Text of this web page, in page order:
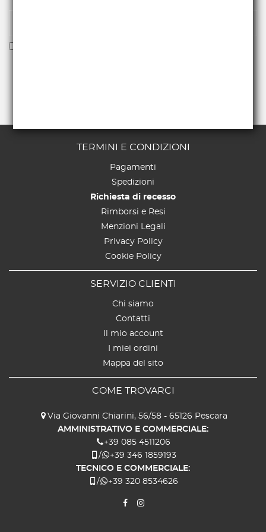
TERMINI E CONDIZIONI
Pagamenti
Spedizioni
Richiesta di recesso
Rimborsi e Resi
Menzioni Legali
Privacy Policy
Cookie Policy
SERVIZIO CLIENTI
Chi siamo
Contatti
Il mio account
I miei ordini
Mappa del sito
COME TROVARCI
Via Giovanni Chiarini, 56/58 - 65126 Pescara
AMMINISTRATIVO E COMMERCIALE:
+39 085 4511206
/
+39 346 1859193
TECNICO E COMMERCIALE:
/
+39 320 8534626